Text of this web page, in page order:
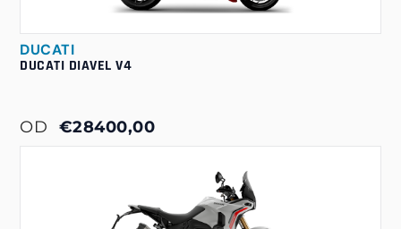
DUCATI
DUCATI DIAVEL V4
OD €28400,00